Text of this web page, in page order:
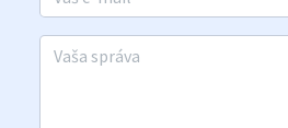
Vaša správa